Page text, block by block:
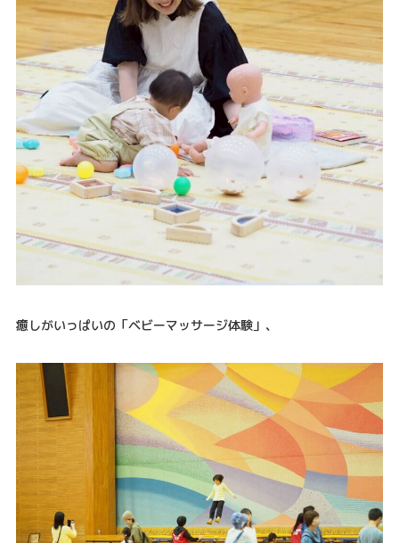
癒しがいっぱいの「ベビーマッサージ体験」、